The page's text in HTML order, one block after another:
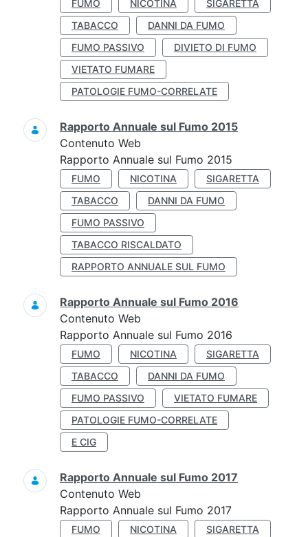
FUMO NICOTINA
SIGARETTA
TABACCO
DANNI DA FUMO
FUMO PASSIVO
DIVIETO DI FUMO
VIETATO FUMARE
PATOLOGIE FUMO-CORRELATE
Rapporto Annuale sul Fumo 2015
Contenuto Web
Rapporto Annuale sul Fumo 2015
FUMO NICOTINA
SIGARETTA
TABACCO
DANNI DA FUMO
FUMO PASSIVO
TABACCO RISCALDATO
RAPPORTO ANNUALE SUL FUMO
Rapporto Annuale sul Fumo 2016
Contenuto Web
Rapporto Annuale sul Fumo 2016
FUMO NICOTINA
SIGARETTA
TABACCO
DANNI DA FUMO
FUMO PASSIVO
VIETATO FUMARE
PATOLOGIE FUMO-CORRELATE
E CIG
Rapporto Annuale sul Fumo 2017
Contenuto Web
Rapporto Annuale sul Fumo 2017
FUMO NICOTINA
SIGARETTA